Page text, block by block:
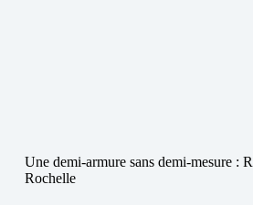
Une demi-armure sans demi-mesure :
Rochelle